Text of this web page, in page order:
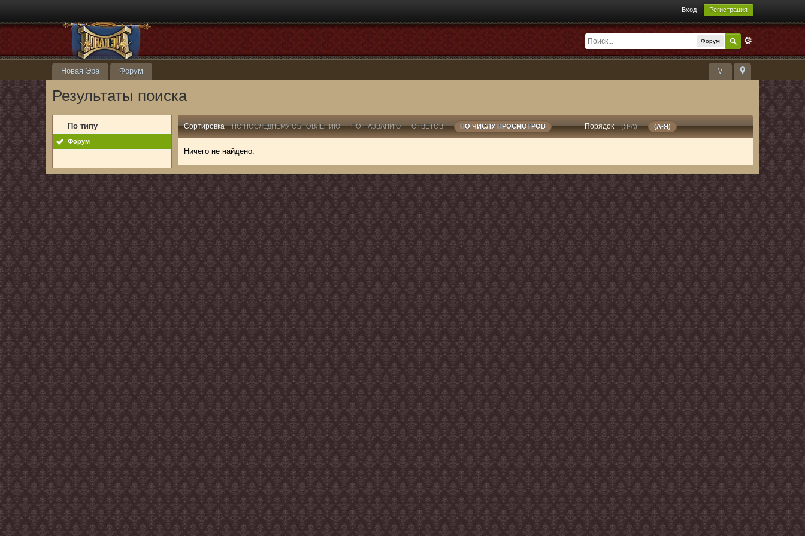
Вход Регистрация
Форум
V
Новая Эра Форум
Результаты поиска
По типу
Форум
Сортировка ПО ПОСЛЕДНЕМУ ОБНОВЛЕНИЮ ПО НАЗВАНИЮ ОТВЕТОВ ПО ЧИСЛУ ПРОСМОТРОВ Порядок (Я-А) (А-Я)
Ничего не найдено.